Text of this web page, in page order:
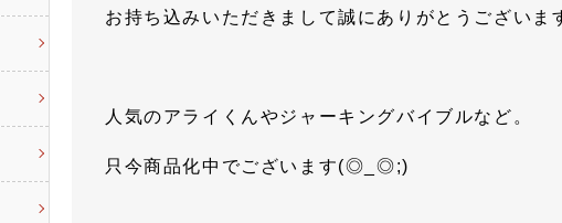
お持ち込みいただきまして誠にありがとうございま
人気のアライくんやジャーキングバイブルなど。
只今商品化中でございます(◎_◎;)